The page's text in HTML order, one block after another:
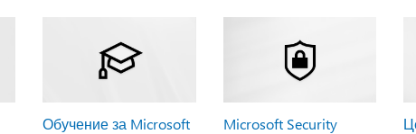
Обучение за Microsoft
Microsoft Security